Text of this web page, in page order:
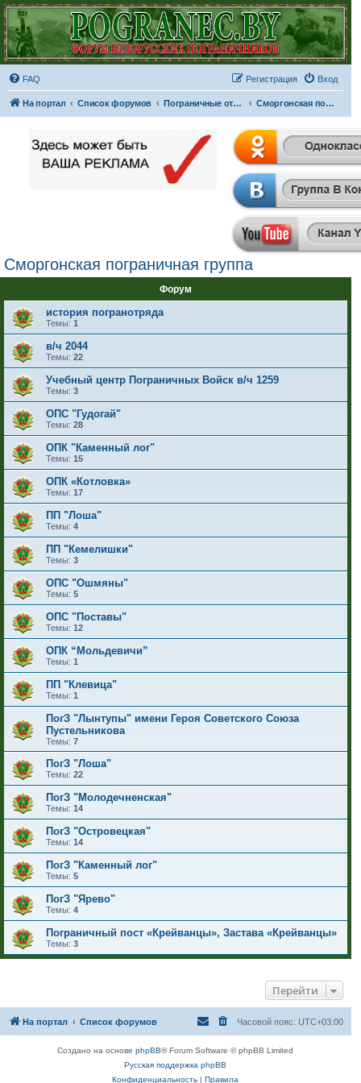
FAQ Вход
Регистрация
На портал Список форумов Пограничные отряды и части Сморгонская пограничная группа
Сморгонская пограничная группа
Форум
история погранотряда
Темы: 1
в/ч 2044
Темы: 22
Учебный центр Пограничных Войск в/ч 1259
Темы: 3
ОПС "Гудогай"
Темы: 28
ОПК "Каменный лог"
Темы: 15
ОПК «Котловка»
Темы: 17
ПП "Лоша"
Темы: 4
ПП "Кемелишки"
Темы: 3
ОПС "Ошмяны"
Темы: 5
ОПС "Поставы"
Темы: 12
ОПК “Мольдевичи”
Темы: 1
ПП "Клевица"
Темы: 1
ПогЗ "Лынтупы" имени Героя Советского Союза
Пустельникова
Темы: 7
ПогЗ "Лоша"
Темы: 22
ПогЗ "Молодечненская"
Темы: 14
ПогЗ "Островецкая"
Темы: 14
ПогЗ "Каменный лог"
Темы: 5
ПогЗ "Ярево"
Темы: 4
Пограничный пост «Крейванцы», Застава «Крейванцы»
Темы: 3
Перейти
На портал Список форумов Часовой пояс: UTC+03:00
Создано на основеphpBB® Forum Software © phpBB Limited
Русская поддержка phpBB
Конфиденциальность
Правила